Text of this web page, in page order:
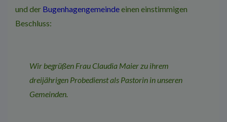
und der Bugenhagengemeindeeinen einstimmigen
Beschluss:
Wir begrüßen Frau Claudia Maier zu ihrem
dreijährigen Probedienst als Pastorin in unseren
Gemeinden.